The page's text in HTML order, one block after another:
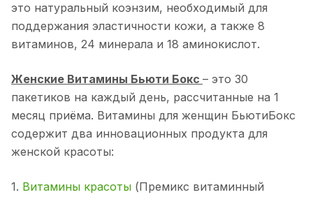
это натуральный коэнзим, необходимый для
поддержания эластичности кожи, а также 8
витаминов, 24 минерала и 18 аминокислот.
Женские Витамины Бьюти Бокс – это 30
пакетиков на каждый день, рассчитанные на 1
месяц приёма. Витамины для женщин БьютиБокс
содержит два инновационных продукта для
женской красоты:
1. Витамины красоты (Премикс витаминный